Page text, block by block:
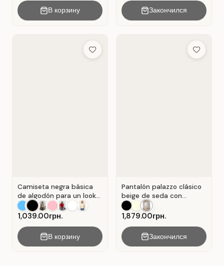
В корзину Закончился
Add to Wish List
Camiseta negra básica
de algodón para un look
casual . Negro.
1,039.00грн.
В корзину
Add to
Pantalón palazzo clásico
beige de seda con
pliegues . Beige.
1,879.00грн.
Закончился